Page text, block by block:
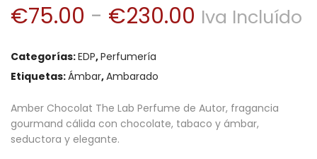
€75.00 - €230.00 Rango
desde
Iva Incluído
Categorías:EDP,Perfumería
Etiquetas:Ámbar,Ambarado
Amber Chocolat The Lab Perfume de Autor, fragancia
gourmand cálida con chocolate, tabaco y ámbar,
seductora y elegante.